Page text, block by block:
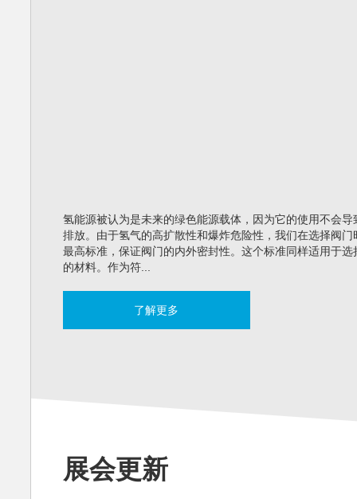
氢能源被认为是未来的绿色能源载体，因为它的使用不会导
排放。由于氢气的高扩散性和爆炸危险性，我们在选择阀门
最高标准，保证阀门的内外密封性。这个标准同样适用于选
的材料。作为符...
了解更多
展会更新